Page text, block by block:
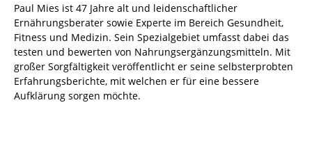
Paul Mies ist 47 Jahre alt und leidenschaftlicher
Ernährungsberater sowie Experte im Bereich Gesundheit,
Fitness und Medizin. Sein Spezialgebiet umfasst dabei das
testen und bewerten von Nahrungsergänzungsmitteln. Mit
großer Sorgfältigkeit veröffentlicht er seine selbsterprobten
Erfahrungsberichte, mit welchen er für eine bessere
Aufklärung sorgen möchte.